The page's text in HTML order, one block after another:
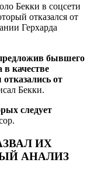
Бекки в соцсети
отказался от
Герхарда
бывшего
качестве
от
Бекки.
следует
ИХ
АНАЛИЗ